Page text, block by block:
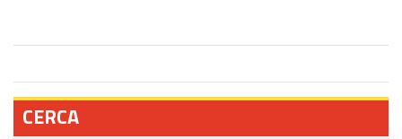
CERCA